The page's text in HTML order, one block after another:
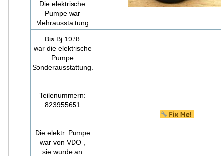
Die elektrische
Pumpe war
Mehrausstattung
Bis Bj 1978
war die elektrische
Pumpe
Sonderausstattung.
Teilenummern:
823955651
Die elektr. Pumpe
war von VDO ,
sie wurde an